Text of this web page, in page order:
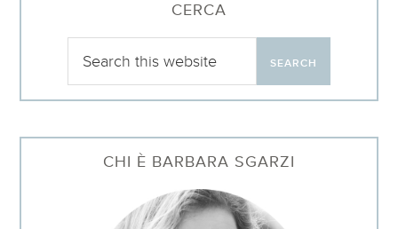
CERCA
CHI È BARBARA SGARZI